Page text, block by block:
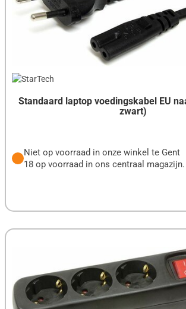
Standaard laptop voedingskabel EU
zwart)
Niet op voorraad in onze winkel te Gent
18 op voorraad in ons centraal magazijn.